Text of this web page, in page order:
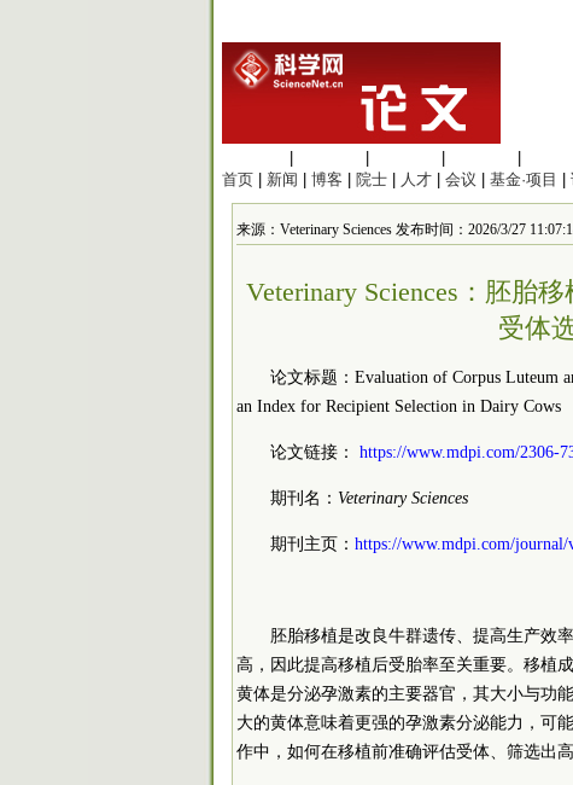
首页
新闻 博客 院士 人才 会议 基金·项目
来源：Veterinary Sciences 发布时间：2026/3/27
Veterinary Sciences：胚胎
受体
论文标题：Evaluation of Corpus Luteum
an Index for Recipient Selection in Dairy Cows
论文链接： https://www.mdpi.com/2306-
期刊名： Veterinary Sciences
期刊主页： https://www.mdpi.com/journal/
胚胎移植是改良牛群遗传、提高生产效
高，因此提高移植后受胎率至关重要。移植
黄体是分泌孕激素的主要器官，其大小与功
大的黄体意味着更强的孕激素分泌能力，可
作中，如何在移植前准确评估受体、筛选出